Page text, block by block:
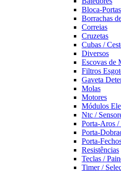
Bloca-Portas
Borrachas
Correias
Cruzetas
Cubas /
Diversos
Escovas de
Filtros
Gaveta
Molas
Motores
Módulos
Ntc /
Porta-Aros
Porta-
Porta-
Resistências
Teclas /
Timer /